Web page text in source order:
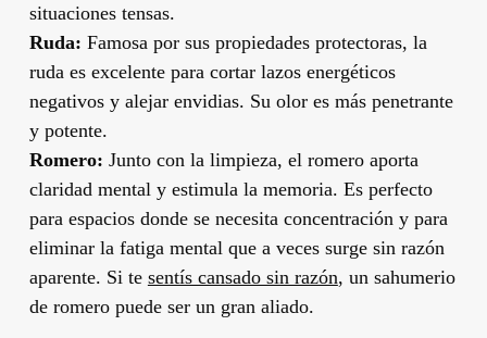
situaciones tensas.
Ruda: Famosa por sus propiedades protectoras, la
ruda es excelente para cortar lazos energéticos
negativos y alejar envidias. Su olor es más penetrante
y potente.
Romero: Junto con la limpieza, el romero aporta
claridad mental y estimula la memoria. Es perfecto
para espacios donde se necesita concentración y para
eliminar la fatiga mental que a veces surge sin razón
aparente. Si te sentís cansado sin razón, un sahumerio
de romero puede ser un gran aliado.